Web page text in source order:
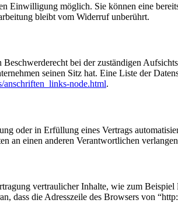
Einwilligung möglich. Sie können eine
bleibt vom Widerruf unberührt.
bei der zuständigen
seinen Sitz hat. Eine Liste der
node.html.
oder in Erfüllung eines Vertrags
an einen anderen Verantwortlichen
vertraulicher Inhalte, wie zum
dass die Adresszeile des Browsers von